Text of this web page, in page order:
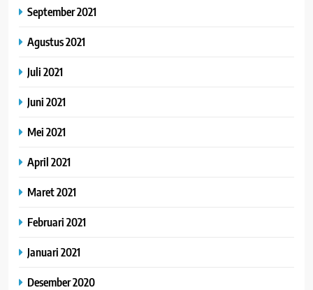
September 2021
Agustus 2021
Juli 2021
Juni 2021
Mei 2021
April 2021
Maret 2021
Februari 2021
Januari 2021
Desember 2020